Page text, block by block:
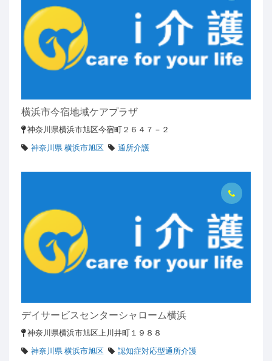
横浜市今宿地域ケアプラザ
神奈川県横浜市旭区今宿町２６４７－２
神奈川県 横浜市旭区
通所介護
デイサービスセンターシャローム横浜
神奈川県横浜市旭区上川井町１９８８
神奈川県 横浜市旭区
認知症対応型通所介護